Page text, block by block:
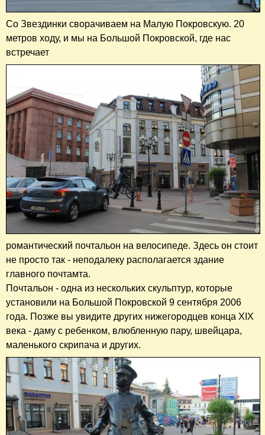
Со Звездинки сворачиваем на Малую Покровскую. 20
метров ходу, и мы на Большой Покровской, где нас
встречает
романтический почтальон на велосипеде. Здесь он стоит
не просто так - неподалеку располагается здание
главного почтамта.
Почтальон - одна из нескольких скульптур, которые
установили на Большой Покровской 9 сентября 2006
года. Позже вы увидите других нижегородцев конца XIX
века - даму с ребенком, влюбленную пару, швейцара,
маленького скрипача и других.